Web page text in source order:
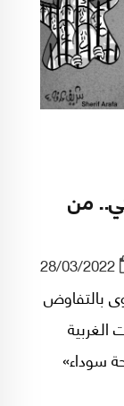
من
28/03/2022
بالتفاوض
الغربية
سوداء»